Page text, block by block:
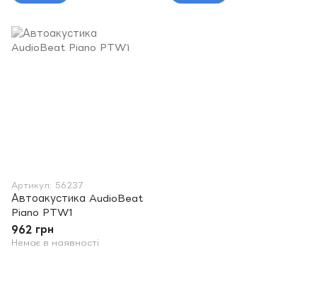
Артикул: 56237
Автоакустика AudioBeat
Piano PTW1
962 грн
Немає в наявності